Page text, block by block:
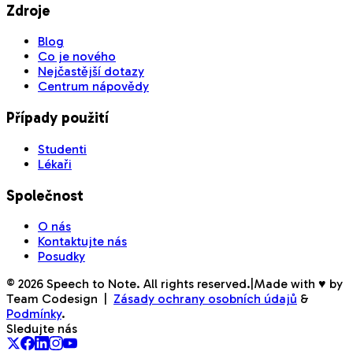
Zdroje
Blog
Co je nového
Nejčastější dotazy
Centrum nápovědy
Případy použití
Studenti
Lékaři
Společnost
O nás
Kontaktujte nás
Posudky
© 2026 Speech to Note. All rights reserved. Made with ♥ by
Team Codesign
Zásady ochrany osobních údajů &
Podmínky.
Sledujte nás